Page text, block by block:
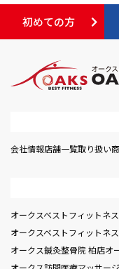
初めての方
会社情報店舗一覧取り扱い
オークスベストフィットネ
オークスベストフィットネ
オークス鍼灸整骨院 柏店オ